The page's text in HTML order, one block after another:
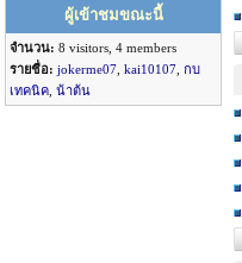
ผู้เข้าชมขณะนี้
จำนวน: 8 visitors, 4 members
รายชื่อ: jokerme07 kai10107 กบ
เทคนิค น้าต้น